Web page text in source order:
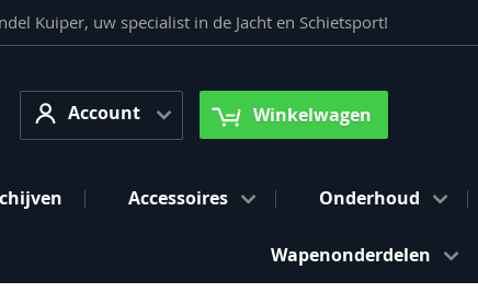
Kuiper, uw specialist in de Jacht en Schietsport!
AccountAccount Winkelwagen
Accessoires Onderhoud
Wapenonderdelen